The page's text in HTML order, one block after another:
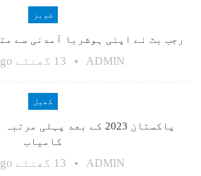
شوبز
رجب بٹ نے اپنی ہوشربا آمدنی سے
ADMIN 13 گھنٹے ago
کھیل
پاکستان 2023 کے بعد
کامیاب
ADMIN 13 گھنٹے ago